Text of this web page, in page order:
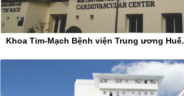
Khoa Tim-Mạch Bệnh viện Trung ương Huế.